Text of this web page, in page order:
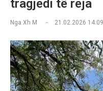
tragjedi të reja
Nga Xh M 21.02.2026 14:09